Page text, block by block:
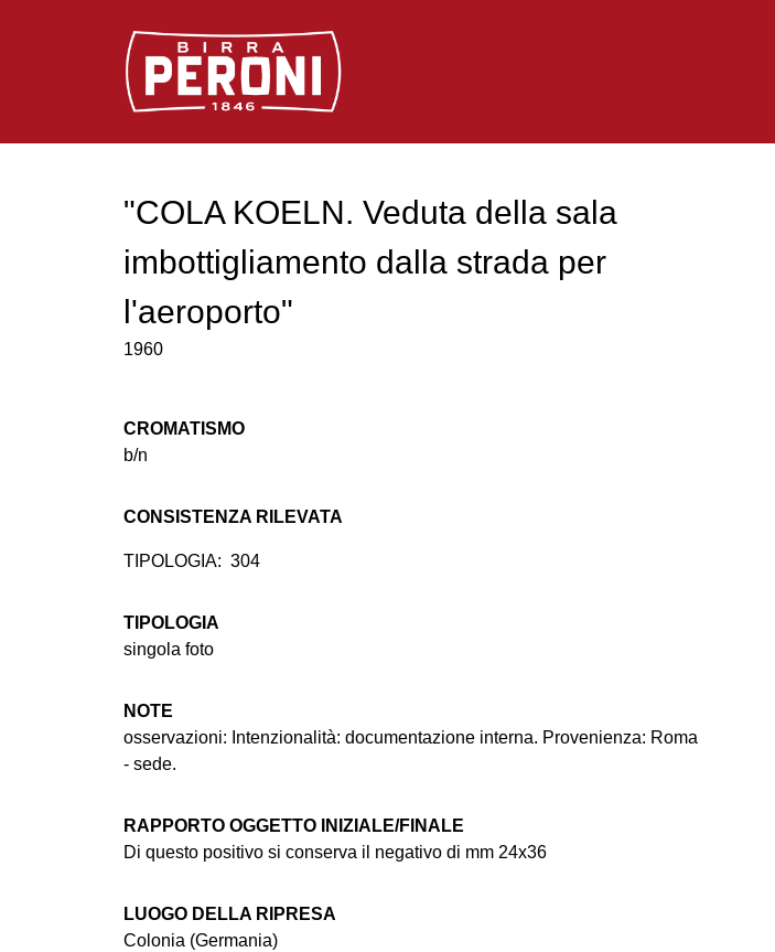
Logo Birra Peroni
"COLA KOELN. Veduta della sala
imbottigliamento dalla strada per
l'aeroporto"
1960
CROMATISMO
b/n
CONSISTENZA RILEVATA
TIPOLOGIA: 304
TIPOLOGIA
singola foto
NOTE
osservazioni: Intenzionalità: documentazione interna. Provenienza: Roma
- sede.
RAPPORTO OGGETTO INIZIALE/FINALE
Di questo positivo si conserva il negativo di mm 24x36
LUOGO DELLA RIPRESA
Colonia (Germania)